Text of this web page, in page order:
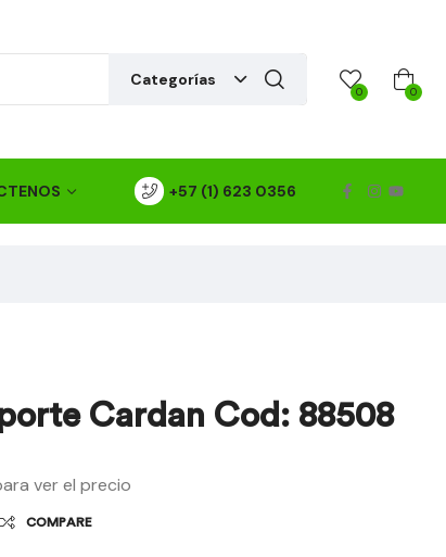
Categorías
0 0
+57 (1) 623 0356
Cardan Cod: 88508
ver el precio
COMPARE